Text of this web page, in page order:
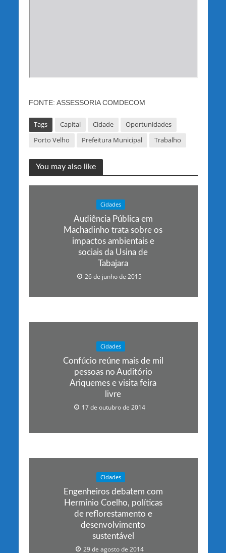
FONTE: ASSESSORIA COMDECOM
Tags Capital Cidade
Oportunidades
Porto Velho
Prefeitura Municipal Trabalho
You may also like
Cidades
Audiência Pública em
Machadinho trata sobre os
impactos ambientais e
sociais da Usina de
Tabajara
26 de junho de 2015
Cidades
Confúcio reúne mais de mil
pessoas no Auditório
Ariquemes e visita feira
livre
17 de outubro de 2014
Cidades
Engenheiros debatem com
Hermínio Coelho, políticas
de reflorestamento e
desenvolvimento
sustentável
29 de agosto de 2014